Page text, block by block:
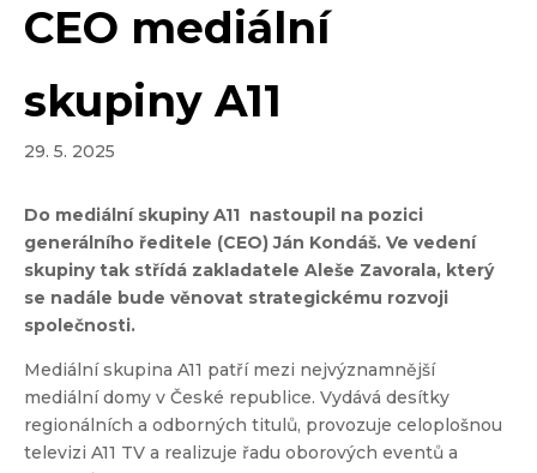
CEO mediální
skupiny A11
29. 5. 2025
Do mediální skupiny A11 nastoupil na pozici
generálního ředitele (CEO) Ján Kondáš. Ve vedení
skupiny tak střídá zakladatele Aleše Zavorala, který
se nadále bude věnovat strategickému rozvoji
společnosti.
Mediální skupina A11 patří mezi nejvýznamnější
mediální domy v České republice. Vydává desítky
regionálních a odborných titulů, provozuje celoplošnou
televizi A11 TV a realizuje řadu oborových eventů a